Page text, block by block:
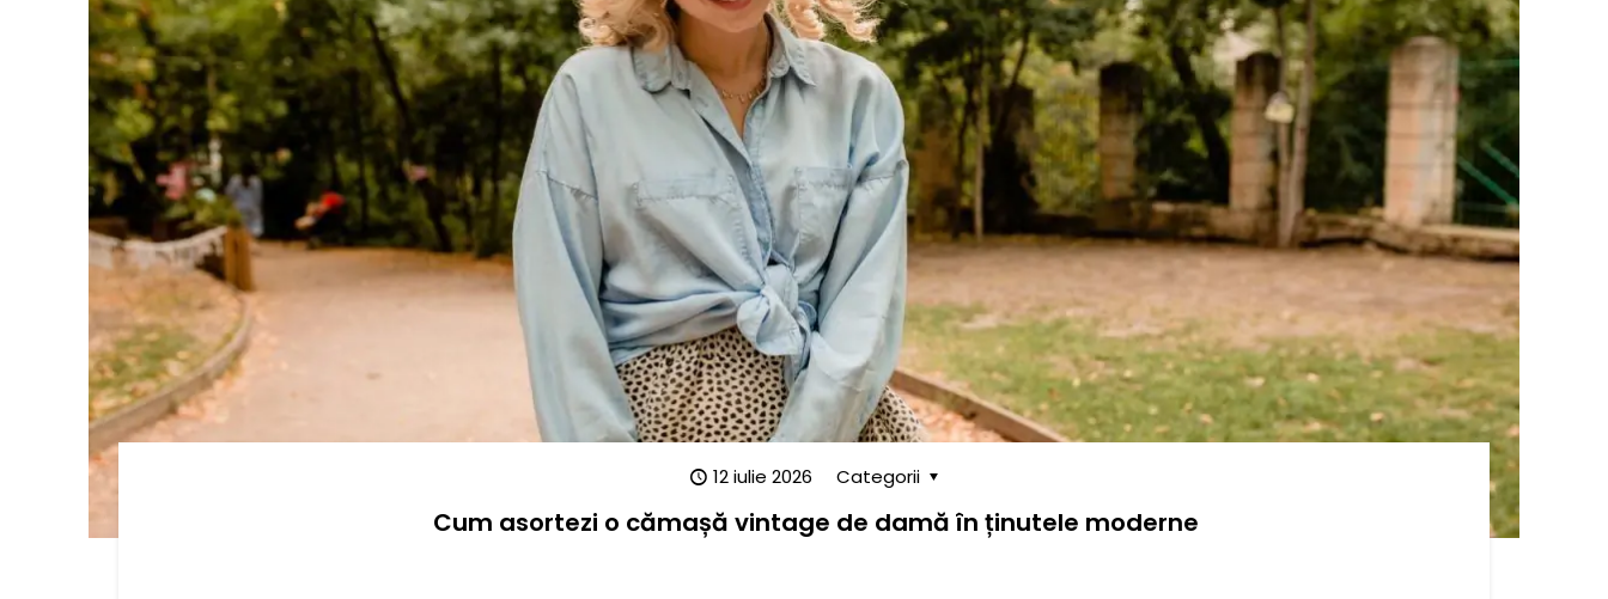
12 iulie 2026 Categorii
Cum asortezi o cămașă vintage de damă în ținutele moderne